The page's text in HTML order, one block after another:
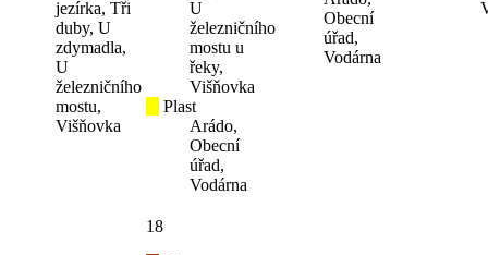
jezírka, Tři
duby, U
zdymadla,
U
železničního
mostu,
Višňovka
U
železničního
mostu u
řeky,
Višňovka
Plast
Arádo,
Obecní
úřad,
Vodárna
Obecní
úřad,
Vodárna
18